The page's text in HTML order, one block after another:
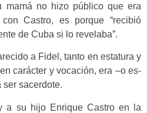
mamá no hizo público que era
Castro, es porque “recibió
de Cuba si lo revelaba”.
a Fidel, tanto en estatura y
carácter y vocación, era –o es-
ser sacerdote.
a su hijo Enrique Castro en la